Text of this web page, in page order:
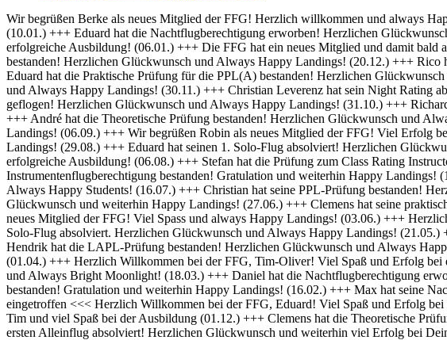
Wir begrüßen Berke als neues Mitglied der FFG! Herzlich willkommen und always Happy Landings! (01.02.) +++ Herzlich Willkommen bei der FFG, Thomas! Viel Spaß und Erfolg bei deiner Ausbildung! (10.01.) +++ Eduard hat die Nachtflugberechtigung erworben! Herzlichen Glückwunsch und Always Bright Moonlight! (08.01.) +++ Wir heißen Martin als neuen Flugschüler willkommen und wünschen eine erfolgreiche Ausbildung! (06.01.) +++ Die FFG hat ein neues Mitglied und damit bald auch einen neuen Fluglehrer - Herzlich Willkommen bei uns Dominik! (04.01.) +++ Frederik hat seine IFR Prüfung bestanden! Herzlichen Glückwunsch und Always Happy Landings! (20.12.) +++ Rico hat seine BZF 1 Prüfung bestanden. Herzlichen Glückwünsch und weiterhin viel Erfolg bei der Ausbildung (16.12.) +++ Eduard hat die Praktische Prüfung für die PPL(A) bestanden! Herzlichen Glückwunsch und Always Happy Landings! (05.12.) +++ Falk hat seine Nachtflugausbildung abgeschlossen! Herzlichen Glückwunsch und Always Happy Landings! (30.11.) +++ Christian Leverenz hat sein Night Rating abgeschlossen! Herzlichen Glückwunsch und Always Happy Landings! (03.11.) +++ Rico ist seine ersten Soloplatzrunden geflogen! Herzlichen Glückwunsch und Always Happy Landings! (31.10.) +++ Richard und Eduard hat die Theoretische Prüfung bestanden! Herzlichen Glückwunsch und Always Happy Landings! (18.10.) +++ André hat die Theoretische Prüfung bestanden! Herzlichen Glückwunsch und Always Happy Landings! (20.09.) +++ Michel hat die PPL-Prüfung bestanden! Herzlichen Glückwunsch und Always Happy Landings! (06.09.) +++ Wir begrüßen Robin als neues Mitglied der FFG! Viel Erfolg bei der Ausbildung! (02.09.) +++ Eduard und Viveik haben das BZF I bestanden! Gratulation und weiterhin Happy Landings! (29.08.) +++ Eduard hat seinen 1. Solo-Flug absolviert! Herzlichen Glückwunsch und Always Happy Landings! (28.08.) +++ Wir heißen Rico als neuen Flugschüler willkommen und wünschen eine erfolgreiche Ausbildung! (06.08.) +++ Stefan hat die Prüfung zum Class Rating Instructor bestanden! Herzlichen Glückwunsch und Always Happy Students! (29.07.) +++ Marek hat seine Prüfung für die Instrumentenflugberechtigung bestanden! Gratulation und weiterhin Happy Landings! (17.07.) +++ Sebastian und Julian haben die Prüfung zum Class Rating Instructor bestanden! Herzlichen Glückwunsch und Always Happy Students! (16.07.) +++ Christian hat seine PPL-Prüfung bestanden! Herzlichen Glückwunsch und always Happy Landings! (04.07.) +++ Marc hat die theoretische Prüfung bestanden! Herzlichen Glückwunsch und weiterhin Happy Landings! (27.06.) +++ Clemens hat seine praktische PPL-Prüfung bestanden! Herzlichen Glückwunsch und always Happy Landings! (12.06.) +++ Wir begrüßen Hanna als neues Mitglied der FFG! Viel Spass und always Happy Landings! (03.06.) +++ Herzlich Willkommen bei der FFG, Christian! Viel Spaß und Erfolg bei deiner Ausbildung (26.05.) +++ Richard hat seinen 1. Solo-Flug absolviert. Herzlichen Glückwunsch und Always Happy Landings! (21.05.) +++ Die FFG hat ein neues Vereinsmitglied. Herzlich Willkommen, Christian, und viele schöne Flüge. (14.05.) +++ Hendrik hat die LAPL-Prüfung bestanden! Herzlichen Glückwunsch und Always Happy Landings! (12.04.) +++ Wir begrüßen Malte als neues Mitglied der FFG! Viel Spass und always Happy Landings! (01.04.) +++ Herzlich Willkommen bei der FFG, Tim-Oliver! Viel Spaß und Erfolg bei deiner Ausbildung! (01.04.) +++ Felix und Norman haben die Nachtflugberechtigung erworben! Herzlichen Glückwunsch und Always Bright Moonlight! (18.03.) +++ Daniel hat die Nachtflugberechtigung erworben! Herzlichen Glückwunsch und Always Bright Moonlight! (29.02.) +++ Stefan hat seine praktische PPL-Prüfung bestanden! Gratulation und weiterhin Happy Landings! (16.02.) +++ Max hat seine Nachtflugqualifikation erhalten. Herzlichen Glückwünsch und Always happy landings! (28.01.) +++ >>> Bristell D-ENYY eingetroffen <<< Herzlich Willkommen bei der FFG, Eduard! Viel Spaß und Erfolg bei deiner Ausbildung! (15.01.) +++ Die FFG hat zwei neue Mitglieder und Flugschüler. Herzlich willkommen an Viveik und Tim und viel Spaß bei der